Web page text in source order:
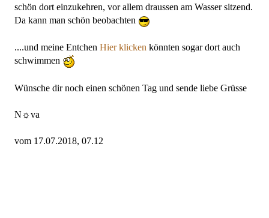
schön dort einzukehren, vor allem draussen am Wasser sitzend.
Da kann man schön beobachten
....und meine Entchen Hier klicken könnten sogar dort auch
schwimmen
Wünsche dir noch einen schönen Tag und sende liebe Grüsse
N☼va
vom 17.07.2018, 07.12